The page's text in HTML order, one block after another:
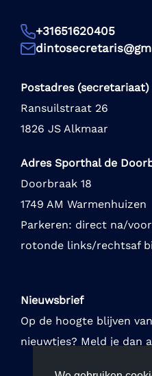
+31651620405
Postadres (secretariaat)
Ransuilstraat 26
1826 JS Alkmaar
Adres Sporthal de
Doorbraak 18
1749 AM Warmenhuizen
Parkeren: direct na/
rotonde links/rechtsaf
Nieuwsbrief
Op de hoogte blijven
nieuwtjes? Meld je dan